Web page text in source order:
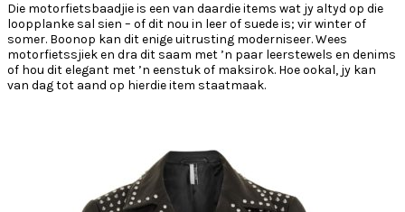
Die motorfietsbaadjie is een van daardie items wat jy altyd op die
loopplanke sal sien – of dit nou in leer of suede is; vir winter of
somer. Boonop kan dit enige uitrusting moderniseer. Wees
motorfietssjiek en dra dit saam met ’n paar leerstewels en denims
of hou dit elegant met ’n eenstuk of maksirok. Hoe ookal, jy kan
van dag tot aand op hierdie item staatmaak.